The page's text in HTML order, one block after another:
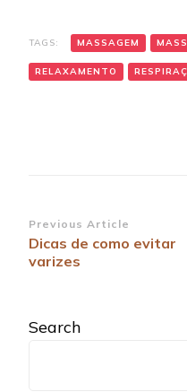
TAGS: MASSAGEM
RELAXAMENTO
Post
Navigation
Previous Article
Dicas de como evitar
varizes
Search